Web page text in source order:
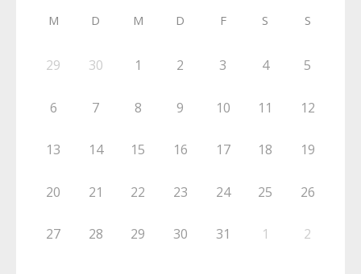
M D M D F S S
29 30 1 2 3 4 5
6 7 8 9 10 11 12
13 14 15 16 17 18 19
20 21 22 23 24 25 26
27 28 29 30 31 1 2